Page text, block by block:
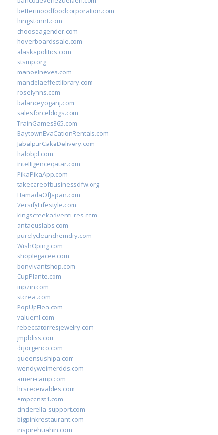
bettermoodfoodcorporation.com
hingstonnt.com
chooseagender.com
hoverboardssale.com
alaskapolitics.com
stsmp.org
manoelneves.com
mandelaeffectlibrary.com
roselynns.com
balanceyoganj.com
salesforceblogs.com
TrainGames365.com
BaytownEvaCationRentals.com
JabalpurCakeDelivery.com
halobjd.com
intelligenceqatar.com
PikaPikaApp.com
takecareofbusinessdfw.org
HamadaOfJapan.com
VersifyLifestyle.com
kingscreekadventures.com
antaeuslabs.com
purelycleanchemdry.com
WishOping.com
shoplegacee.com
bonvivantshop.com
CupPlante.com
mpzin.com
stcreal.com
PopUpFlea.com
valueml.com
rebeccatorresjewelry.com
jmpbliss.com
drjorgerico.com
queensushipa.com
wendyweimerdds.com
ameri-camp.com
hrsreceivables.com
empconst1.com
cinderella-support.com
bigpinkrestaurant.com
inspirehuahin.com